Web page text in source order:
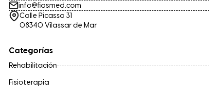
info@fiasmed.com
Calle Picasso 31
08340 Vilassar de Mar
Categorías
Rehabilitación
Fisioterapia